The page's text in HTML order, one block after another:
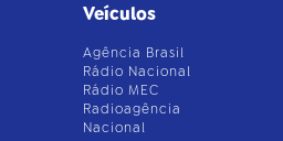
Veículos
Agência Brasil
Rádio Nacional
Rádio MEC
Radioagência
Nacional